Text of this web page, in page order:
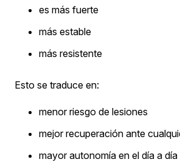
es más fuerte
más estable
más resistente
Esto se traduce en:
menor riesgo de lesiones
mejor recuperación ante
mayor autonomía en el día a día